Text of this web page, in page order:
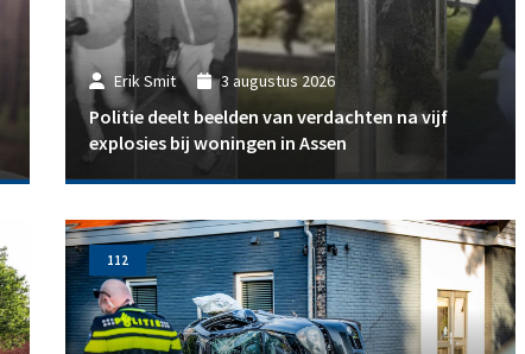
Erik Smit 3 augustus 2026
Politie deelt beelden van verdachten na vijf
explosies bij woningen in Assen
112